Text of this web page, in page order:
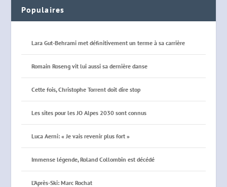
Populaires
Lara Gut-Behrami met définitivement un terme à sa carrière
Romain Roseng vit lui aussi sa dernière danse
Cette fois, Christophe Torrent doit dire stop
Les sites pour les JO Alpes 2030 sont connus
Luca Aerni: « Je vais revenir plus fort »
Immense légende, Roland Collombin est décédé
L’Après-Ski: Marc Rochat